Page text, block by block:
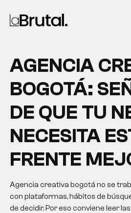
AGENCIA
BOGOTÁ:
DE QUE TU
NECESITA
FRENTE
Agencia creativa bogotá no se
con plataformas, hábitos de
de decidir. Por eso conviene leer